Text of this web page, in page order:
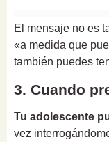
El mensaje no es
«a medida que
también puedes
3. Cuando
Tu adolescente
vez